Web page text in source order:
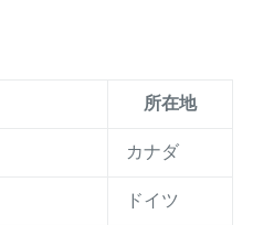
所在地
カナダ
ドイツ